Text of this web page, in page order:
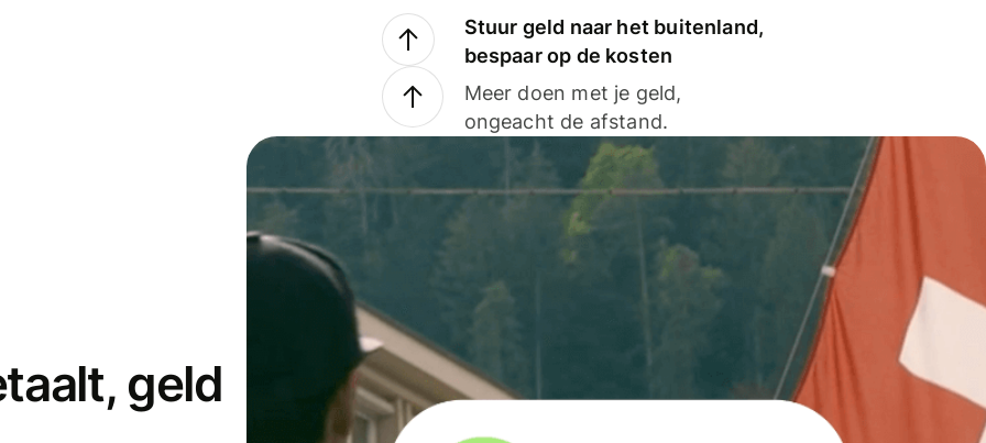
Stuur geld naar het buitenland,
bespaar op de kosten
Meer doen met je geld,
ongeacht de afstand.
geld